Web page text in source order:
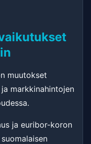
muutokset
markkinahintojen
ja euribor-koron